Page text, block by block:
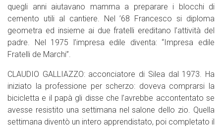
quegli anni aiutavano mamma a preparare i blocchi di
cemento utili al cantiere. Nel ’68 Francesco si diploma
geometra ed insieme ai due fratelli ereditano l’attività del
padre. Nel 1975 l’impresa edile diventa: “Impresa edile
Fratelli de Marchi”.
CLAUDIO GALLIAZZO: acconciatore di Silea dal 1973. Ha
iniziato la professione per scherzo: doveva comprarsi la
bicicletta e il papà gli disse che l’avrebbe accontentato se
avesse resistito una settimana nel salone dello zio. Quella
settimana diventò un intero apprendistato, poi completato il